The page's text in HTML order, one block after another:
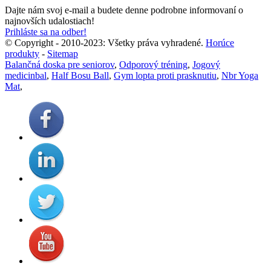
Dajte nám svoj e-mail a budete denne podrobne informovaní o
najnovších udalostiach!
Prihláste sa na odber!
© Copyright - 2010-2023: Všetky práva vyhradené. Horúce
produkty - Sitemap
Balančná doska pre seniorov, Odporový tréning, Jogový
medicinbal, Half Bosu Ball, Gym lopta proti prasknutiu, Nbr Yoga
Mat,